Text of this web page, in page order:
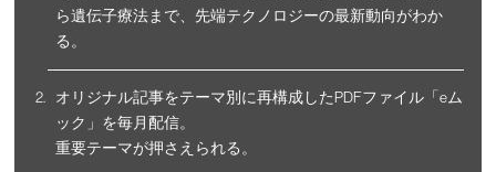
ら遺伝子療法まで、先端テクノロジーの最新動向がわか
る。
オリジナル記事をテーマ別に再構成したPDFファイル「eム
ック」を毎月配信。
重要テーマが押さえられる。